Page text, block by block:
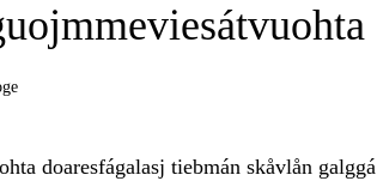
doaresfágalasj tiebmán skåvlån galggá